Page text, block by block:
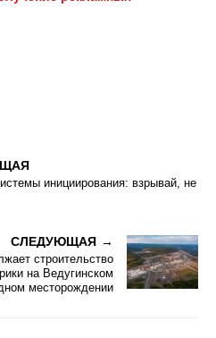
инициирования: взрывай, не
СЛЕДУЮЩАЯ
строительство
на Ведугинском
месторождении